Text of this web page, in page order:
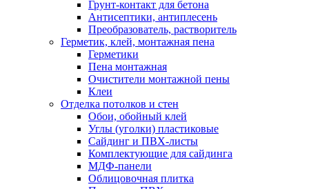
Грунт-контакт для бетона
Антисептики, антиплесень
Преобразователь, растворитель
Герметик, клей, монтажная пена
Герметики
Пена монтажная
Очистители монтажной пены
Клеи
Отделка потолков и стен
Обои, обойный клей
Углы (уголки) пластиковые
Сайдинг и ПВХ-листы
Комплектующие для сайдинга
МДФ-панели
Облицовочная плитка